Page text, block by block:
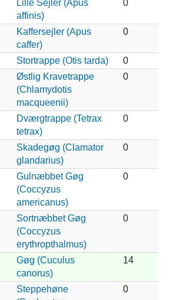
Lille Sejler (Apus
affinis)
0
Kaffersejler (Apus
caffer)
0
Stortrappe (Otis tarda)
0
Østlig Kravetrappe
(Chlamydotis
macqueenii)
0
Dværgtrappe (Tetrax
tetrax)
0
Skadegøg (Clamator
glandarius)
0
Gulnæbbet Gøg
(Coccyzus
americanus)
0
Sortnæbbet Gøg
(Coccyzus
erythropthalmus)
0
Gøg (Cuculus
canorus)
14
Steppehøne
0